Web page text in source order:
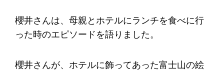
櫻井さんは、母親とホテルにランチを食べに行
った時のエピソードを語りました。
櫻井さんが、ホテルに飾ってあった富士山の絵